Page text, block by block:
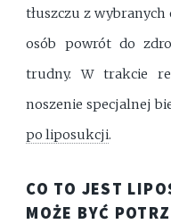
tłuszczu z wybranych
osób powrót do
trudny. W trakcie
noszenie specjalnej
po liposukcji.
CO TO JEST
MOŻE BYĆ